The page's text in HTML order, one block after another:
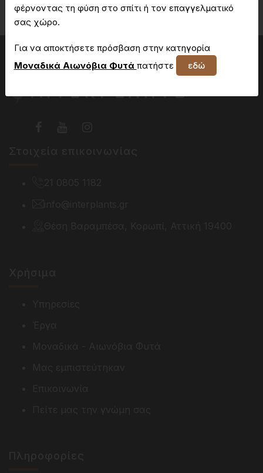
φέρνοντας τη φύση στο σπίτι ή τον επαγγελματικό
σας χώρο.
Για να αποκτήσετε πρόσβαση στην κατηγορία
Μοναδικά Αιωνόβια Φυτά πατήστε εδώ